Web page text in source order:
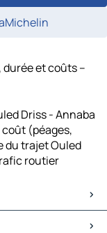
et coûts –
Driss - Annaba
(péages,
du trajet Ouled
routier